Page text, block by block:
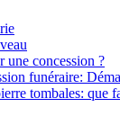
une concession ?
funéraire:
tombales: que